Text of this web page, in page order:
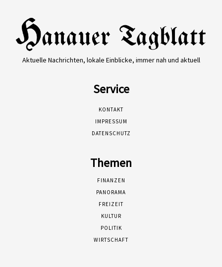
Aktuelle Nachrichten, lokale Einblicke, immer nah und aktuell
Service
KONTAKT
IMPRESSUM
DATENSCHUTZ
Themen
FINANZEN
PANORAMA
FREIZEIT
KULTUR
POLITIK
WIRTSCHAFT